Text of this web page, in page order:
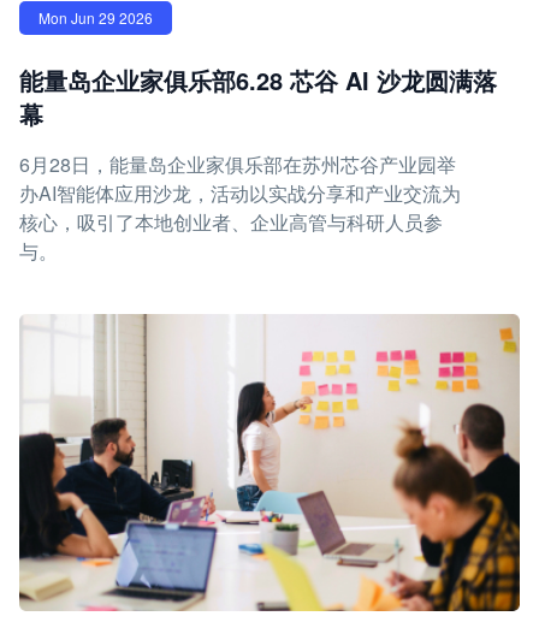
Mon Jun 29 2026
能量岛企业家俱乐部6.28 芯谷 AI 沙龙圆满落
幕
6月28日，能量岛企业家俱乐部在苏州芯谷产业园举
办AI智能体应用沙龙，活动以实战分享和产业交流为
核心，吸引了本地创业者、企业高管与科研人员参
与。